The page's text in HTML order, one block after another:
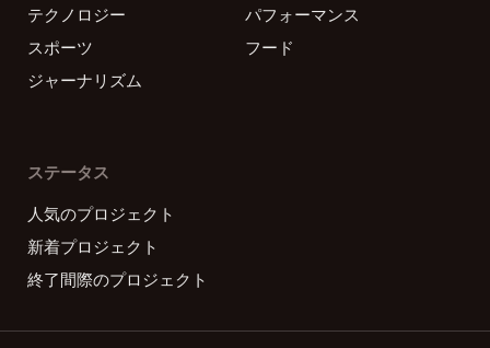
テクノロジー
パフォーマンス
スポーツ
フード
ジャーナリズム
ステータス
人気のプロジェクト
新着プロジェクト
終了間際のプロジェクト